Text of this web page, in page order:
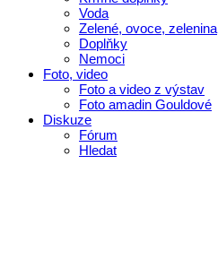
Voda
Zelené, ovoce, zelenina
Doplňky
Nemoci
Foto, video
Foto a video z výstav
Foto amadin Gouldové
Diskuze
Fórum
Hledat